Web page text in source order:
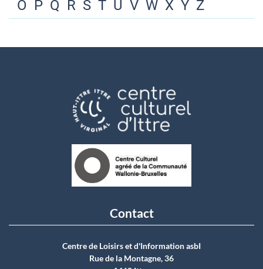
O P Q R S T U V W X Y Z
Contact
Centre de Loisirs et d'Information asbI
Rue de la Montagne, 36